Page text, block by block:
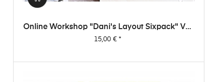
Online Workshop "Dani's Layout Sixpack" Vol.
1
Preis
15,00 €*